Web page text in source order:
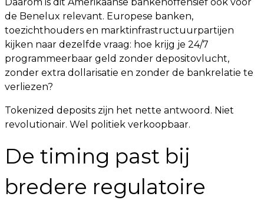
de Benelux relevant. Europese banken,
toezichthouders en marktinfrastructuurpartijen
kijken naar dezelfde vraag: hoe krijg je 24/7
programmeerbaar geld zonder depositovlucht,
zonder extra dollarisatie en zonder de bankrelatie te
verliezen?
Tokenized deposits zijn het nette antwoord. Niet
revolutionair. Wel politiek verkoopbaar.
De timing past bij
bredere regulatoire